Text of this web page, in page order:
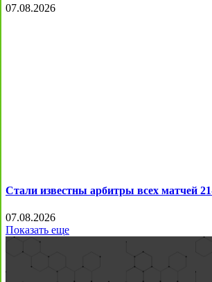
07.08.2026
Стали известны арбитры всех матчей
07.08.2026
Показать еще